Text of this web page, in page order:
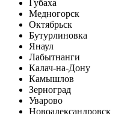
Губаха
Медногорск
Октябрьск
Бутурлиновка
Янаул
Лабытнанги
Калач-на-Дону
Камышлов
Зерноград
Уварово
Новоалександровск